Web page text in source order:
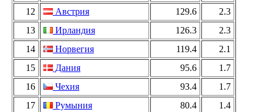
12
Австрия 129.6
2.3
13
Ирландия 126.3
2.3
14
Норвегия 119.4
2.1
15
Дания 95.6
1.7
16
Чехия 93.4
1.7
17
Румыния 80.4
1.4